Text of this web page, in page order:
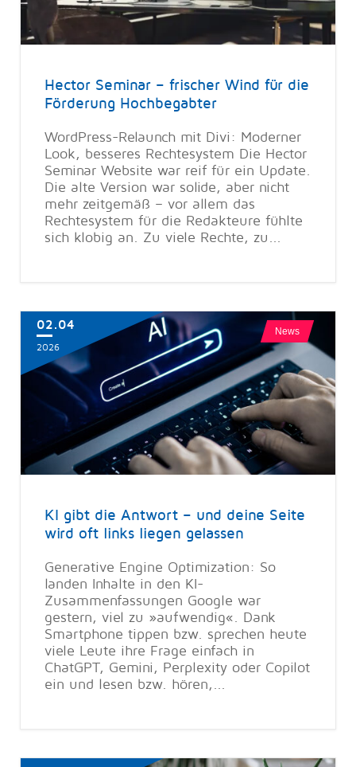
Hector Seminar – frischer Wind für die
Förderung Hochbegabter
WordPress-Relaunch mit Divi: Moderner
Look, besseres Rechtesystem Die Hector
Seminar Website war reif für ein Update.
Die alte Version war solide, aber nicht
mehr zeitgemäß – vor allem das
Rechtesystem für die Redakteure fühlte
sich klobig an. Zu viele Rechte, zu...
News
KI gibt die Antwort – und deine Seite
wird oft links liegen gelassen
Generative Engine Optimization: So
landen Inhalte in den KI-
Zusammenfassungen Google war
gestern, viel zu »aufwendig«. Dank
Smartphone tippen bzw. sprechen heute
viele Leute ihre Frage einfach in
ChatGPT, Gemini, Perplexity oder Copilot
ein und lesen bzw. hören,...
02.04
2026